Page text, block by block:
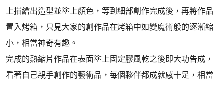
上描繪出造型並塗上顏色，等到細部創作完成後，再將作品
置入烤箱，只見大家的創作品在烤箱中如變魔術般的逐漸縮
小，相當神奇有趣。
完成的熱縮片作品在表面塗上固定膠風乾之後即大功告成，
看著自己親手創作的藝術品，每個夥伴都成就感十足，相當